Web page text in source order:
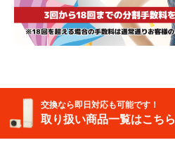
交換なら即日対応も可能です！
取り扱い商品一覧はこちら